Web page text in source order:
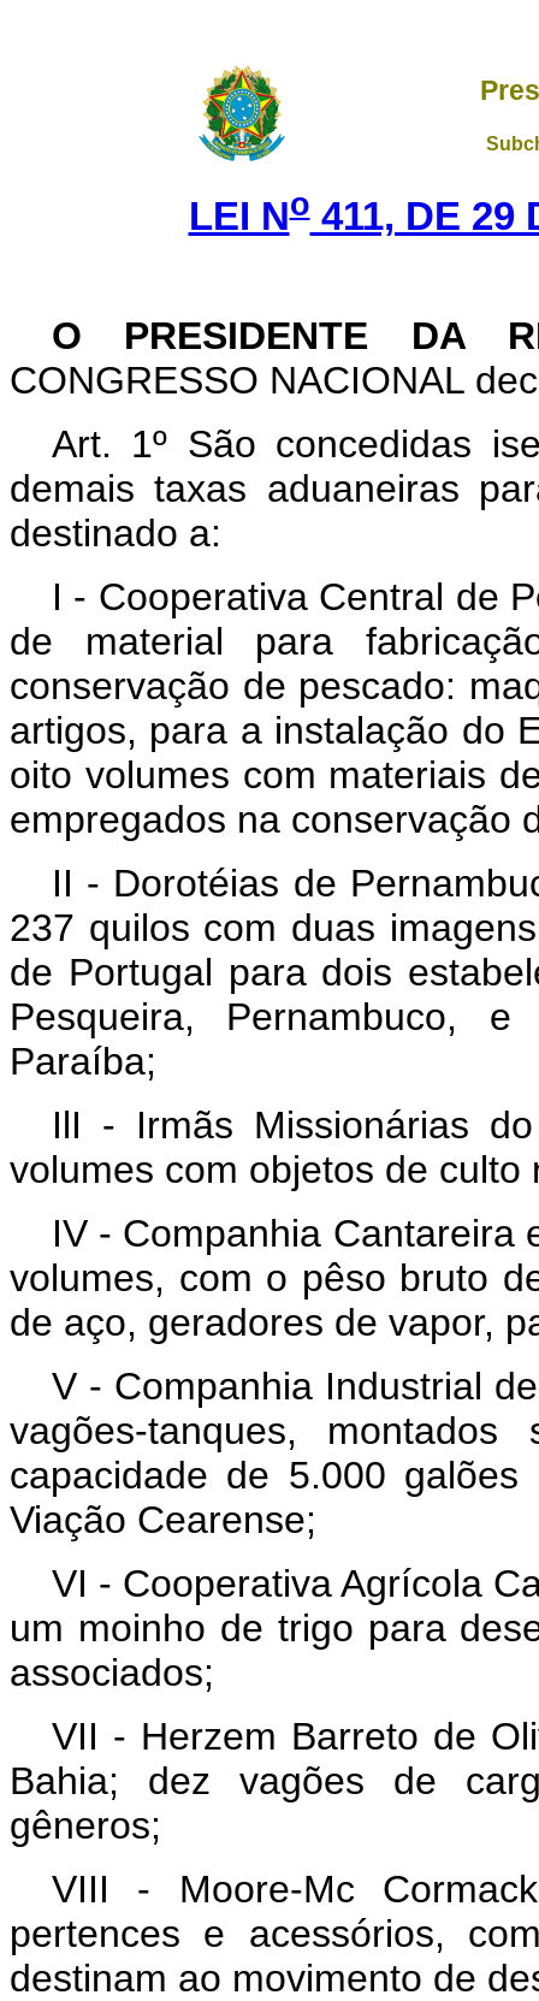
LEI No411, DE 29
O PRESIDENTE DA
CONGRESSO NACIONAL
Art. 1º São concedidas
demais taxas aduaneiras
destinado a:
I - Cooperativa Central de
de material para
conservação de pescado:
artigos, para a instalação do
oito volumes com materiais
empregados na conservação
II - Dorotéias de
237 quilos com duas
de Portugal para dois
Pesqueira, Pernambuco,
Paraíba;
IlI - Irmãs Missionárias
volumes com objetos de
IV - Companhia Cantareira
volumes, com o pêso bruto
de aço, geradores de vapor,
V - Companhia Industrial
vagões-tanques,
capacidade de 5.000
Viação Cearense;
VI - Cooperativa Agrícola
um moinho de trigo para
associados;
VII - Herzem Barreto de
Bahia; dez vagões de
gêneros;
VIII - Moore-Mc
pertences e acessórios,
destinam ao movimento de